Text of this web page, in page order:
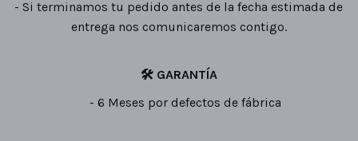
Si terminamos tu pedido antes de la fecha estimada de
entrega nos comunicaremos contigo.
🛠 GARANTÍA
- 6 Meses por defectos de fábrica